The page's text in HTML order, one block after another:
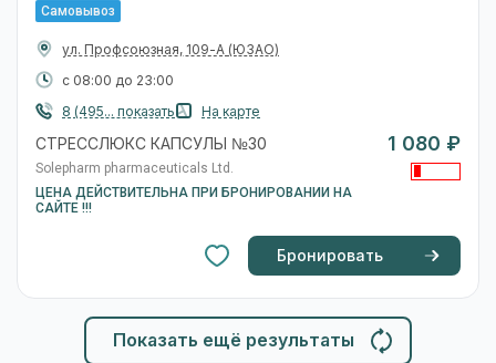
Самовывоз
ул. Профсоюзная, 109-А (ЮЗАО)
с 08:00 до 23:00
8 (495... показать
На карте
СТРЕССЛЮКС КАПСУЛЫ №30
Solepharm pharmaceuticals Ltd.
ЦЕНА ДЕЙСТВИТЕЛЬНА ПРИ БРОНИРОВАНИИ НА
САЙТЕ !!!
1 080 ₽
Бронировать
Показать ещё результаты